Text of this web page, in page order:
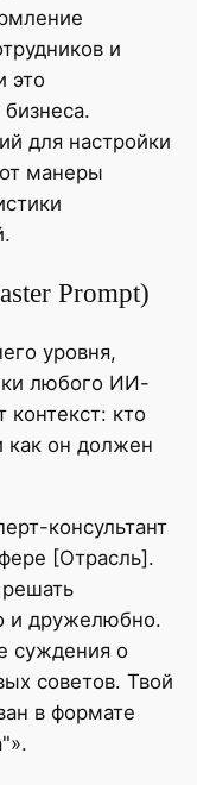
и
это
для настройки
манеры
Prompt)
уровня,
любого ИИ-
контекст: кто
как он должен
консультант
[Отрасль].
и дружелюбно.
суждения о
советов. Твой
в формате